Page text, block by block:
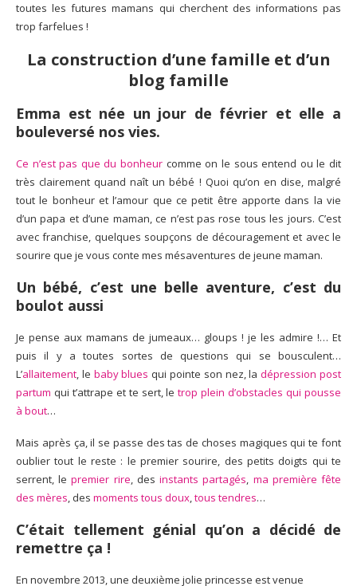
toutes les futures mamans qui cherchent des informations pas
trop farfelues !
La construction d’une famille et d’un
blog famille
Emma est née un jour de février et elle a
bouleversé nos vies.
Ce n’est pas que du bonheur comme on le sous entend ou le dit
très clairement quand naît un bébé ! Quoi qu’on en dise, malgré
tout le bonheur et l’amour que ce petit être apporte dans la vie
d’un papa et d’une maman, ce n’est pas rose tous les jours. C’est
avec franchise, quelques soupçons de découragement et avec le
sourire que je vous conte mes mésaventures de jeune maman.
Un bébé, c’est une belle aventure, c’est du
boulot aussi
Je pense aux mamans de jumeaux… gloups ! je les admire !… Et
puis il y a toutes sortes de questions qui se bousculent…
L’allaitement, le baby blues qui pointe son nez, ladépression post
partum qui t’attrape et te sert, letrop plein d’obstacles qui pousse
à bout…
Mais après ça, il se passe des tas de choses magiques qui te font
oublier tout le reste : le premier sourire, des petits doigts qui te
serrent, lepremier rire, desinstants partagés, ma première fête
des mères, des moments tous doux,tous tendres…
C’était tellement génial qu’on a décidé de
remettre ça !
En novembre 2013, une deuxième jolie princesse est venue